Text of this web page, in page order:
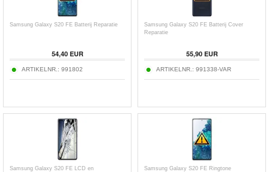
Samsung Galaxy S20 FE Batterij Reparatie
54,40 EUR
ARTIKELNR.: 991802
Samsung Galaxy S20 FE Batterij Cover
Reparatie
55,90 EUR
ARTIKELNR.: 991338-VAR
Samsung Galaxy S20 FE LCD en
Samsung Galaxy S20 FE Ringtone